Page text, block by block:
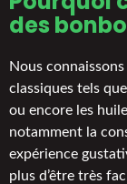
des
Nous
classiques tels
ou encore les
notamment la
expérience
plus d’être très